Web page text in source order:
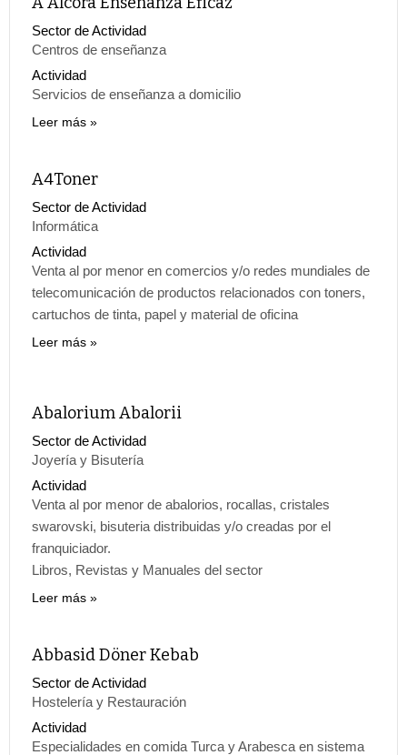
Sector de Actividad
Centros de enseñanza
Actividad
Servicios de enseñanza a domicilio
Leer más
A4Toner
Sector de Actividad
Informática
Actividad
Venta al por menor en comercios y/o redes mundiales de
telecomunicación de productos relacionados con toners,
cartuchos de tinta, papel y material de oficina
Leer más
Abalorium Abalorii
Sector de Actividad
Joyería y Bisutería
Actividad
Venta al por menor de abalorios, rocallas, cristales
swarovski, bisuteria distribuidas y/o creadas por el
franquiciador.
Libros, Revistas y Manuales del sector
Leer más
Abbasid Döner Kebab
Sector de Actividad
Hostelería y Restauración
Actividad
Especialidades en comida Turca y Arabesca en sistema